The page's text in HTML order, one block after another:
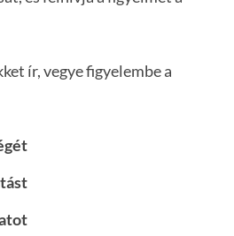
ír, vegye figyelembe a